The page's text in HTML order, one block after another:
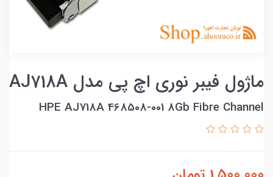
ماژول فیبر نوری اچ‌ پی مدل AJ718A
HPE AJ718A 468508-001 8Gb Fibre Channel